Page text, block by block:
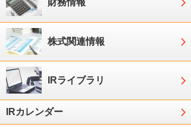
株式関連情報
IRライブラリ
IRカレンダー